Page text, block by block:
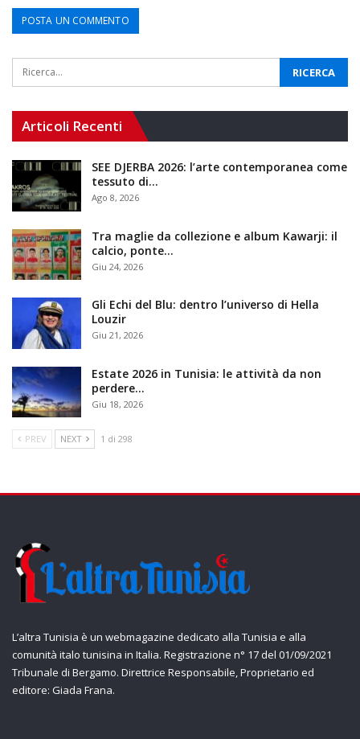
Articoli Recenti
SEE DJERBA 2026: l’arte contemporanea come
tessuto di…
Ago 8, 2026
Tra maglie da collezione e album Kawarji: il
calcio, ponte…
Giu 24, 2026
Gli Echi del Blu: dentro l’universo di Hella
Louzir
Giu 21, 2026
Estate 2026 in Tunisia: le attività da non
perdere…
Giu 18, 2026
PREV NEXT 1 di 298
L’altra Tunisia è un webmagazine dedicato alla Tunisia e alla
comunità italo tunisina in Italia. Registrazione n° 17 del 01/09/2021
Tribunale di Bergamo. Direttrice Responsabile, Proprietario ed
editore: Giada Frana.